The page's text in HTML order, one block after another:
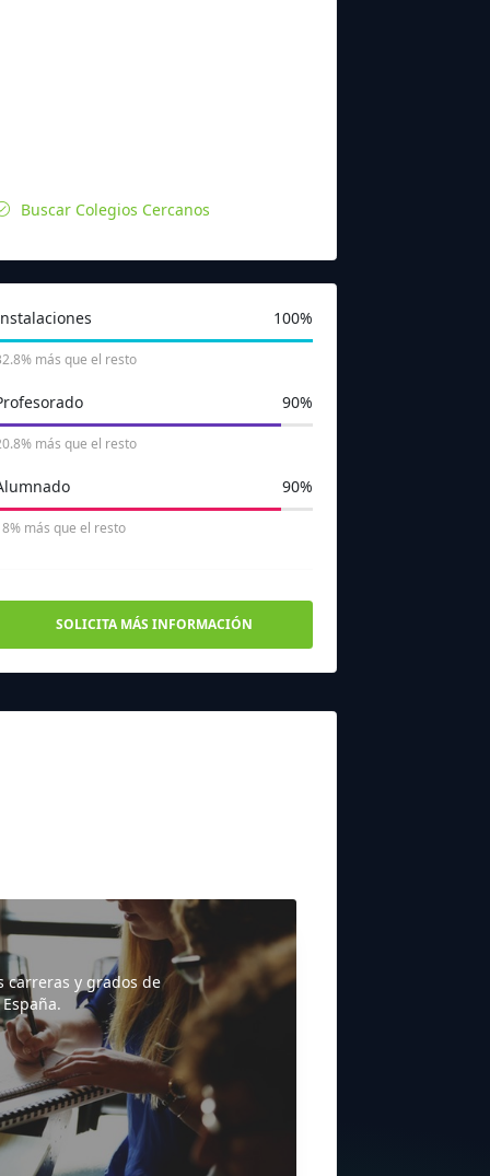
Buscar Colegios Cercanos
100%
más que el resto
90%
más que el resto
90%
más que el resto
SOLICITA MÁS INFORMACIÓN
carreras y grados de